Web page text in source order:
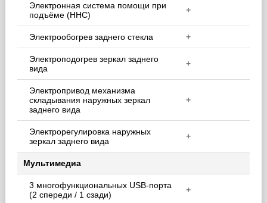
Электронная система помощи при
подъёме (HHC)
+
Электрообогрев заднего стекла +
Электроподогрев зеркал заднего
вида
+
Электропривод механизма
складывания наружных зеркал
заднего вида
+
Электрорегулировка наружных
зеркал заднего вида
+
Мультимедиа
3 многофункциональных USB-порта
(2 спереди / 1 сзади)
+